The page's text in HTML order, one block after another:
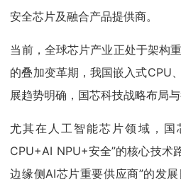
安全芯片及融合产品提供商。
当前，全球芯片产业正处于架构
的叠加变革期，我国嵌入式CPU
展趋势明确，国芯科技战略布局与
尤其在人工智能芯片领域，国
CPU+AI NPU+安全”的核心技术
边缘侧AI芯片重要供应商”的发